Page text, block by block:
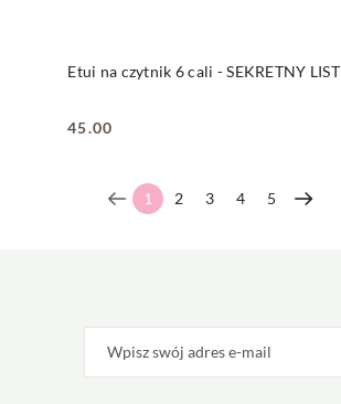
Etui na czytnik 6 cali - SEKRETNY LIST
Cena:
45.00
1 2 3 4 5